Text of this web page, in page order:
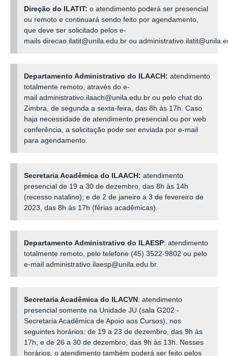
Direção do ILATIT:o atendimento poderá ser presencial
ou remoto e continuará sendo feito por agendamento,
que deve ser solicitado pelos e-
mails direcao.ilatit@unila.edu.br ou
Departamento Administrativo do ILAACH:atendimento
totalmente remoto, através do e-
mail administrativo.ilaach@unila.edu.br ou pelo chat do
Zimbra, de segunda a sexta-feira, das 8h às 17h. Caso
haja necessidade de atendimento presencial ou por web
conferência, a solicitação pode ser enviada por e-mail
para agendamento.
Secretaria Acadêmica do ILAACH:atendimento
presencial de 19 a 30 de dezembro, das 8h às 14h
(recesso natalino); e de 2 de janeiro a3 de fevereiro de
2023, das 8h às 17h (férias acadêmicas).
Departamento Administrativo do ILAESP: atendimento
totalmente remoto, pelo telefone (45) 3522-9802 ou pelo
e-mail administrativo.ilaesp@unila.edu.br.
Secretaria Acadêmica do ILACVN : atendimento
presencial somente na Unidade JU (sala G202 -
Secretaria Acadêmica de Apoio aos Cursos), nos
seguintes horários: de 19 a 23 de dezembro, das 9h às
17h; e de 26 a 30 de dezembro, das 9h às 13h. Nesses
horários, o atendimento também poderá ser feito pelos